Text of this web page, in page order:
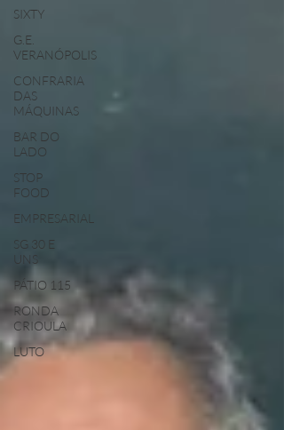
SIXTY
G.E.
VERANÓPOLIS
CONFRARIA
DAS
MÁQUINAS
BAR DO
LADO
STOP
FOOD
EMPRESARIAL
SG 30 E
UNS
PÁTIO 115
RONDA
CRIOULA
LUTO